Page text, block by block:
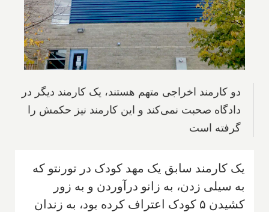
دو کارمند اخراجی متهم هستند، یک کارمند دیگر در
دادگاه صحبت نمی‌کند و این کارمند نیز حکمش را
گرفته است
یک کارمند سابق یک مهد کودک در تورنتو که
به سیلی زدن، به زانو در‌آوردن و به زور
کشیدن ۵ کودک اعتراف کرده بود، به زندان